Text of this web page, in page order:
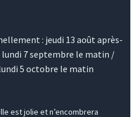
: jeudi 13 août après-
7 septembre le matin /
5 octobre le matin
est jolie et n’encombrera